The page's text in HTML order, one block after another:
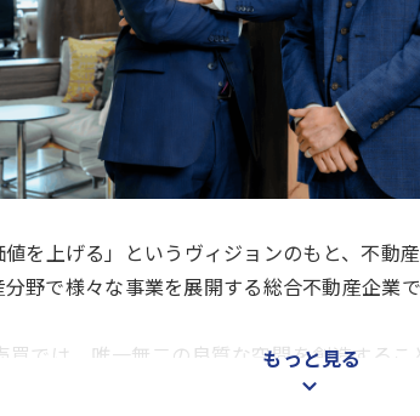
値を上げる」というヴィジョンのもと、不動
野で様々な事業を展開する総合不動産企業で
では、唯一無二の良質な空間を創造する
もっと見る